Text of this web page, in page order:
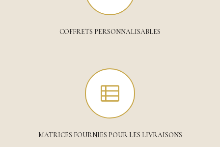
COFFRETS PERSONNALISABLES
MATRICES FOURNIES POUR LES LIVRAISONS